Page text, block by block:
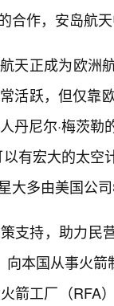
合作，安岛航
天正成为欧洲
活跃，但仅靠
丹尼尔·梅茨
有宏大的太
大多由美国公
支持，助力民
向本国从事火
箭工厂（RFA